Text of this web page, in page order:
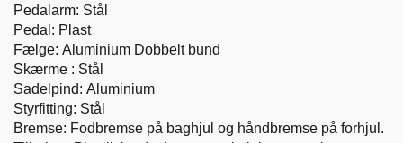
Pedalarm: Stål
Pedal: Plast
Fælge: Aluminium Dobbelt bund
Skærme : Stål
Sadelpind: Aluminium
Styrfitting: Stål
Bremse: Fodbremse på baghjul og håndbremse på forhjul.